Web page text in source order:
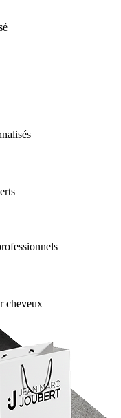
cheveux